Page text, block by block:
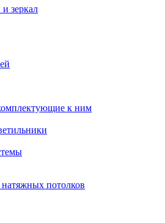
зеркал
к ним
потолков